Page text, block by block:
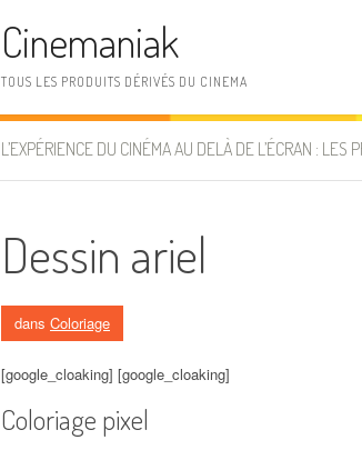
Cinemaniak
TOUS LES PRODUITS DÉRIVÉS DU CINEMA
L’EXPÉRIENCE DU CINÉMA AU DELÀ DE L’ÉCRAN : LES
Dessin ariel
dans Coloriage
[google_cloaking] [google_cloaking]
Coloriage pixel